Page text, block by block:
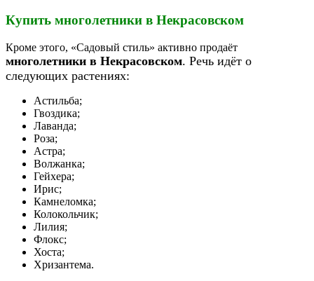
Купить многолетники в Некрасовском
Кроме этого, «Садовый стиль» активно продаёт
многолетники в Некрасовском. Речь идёт о
следующих растениях:
Астильба;
Гвоздика;
Лаванда;
Роза;
Астра;
Волжанка;
Гейхера;
Ирис;
Камнеломка;
Колокольчик;
Лилия;
Флокс;
Хоста;
Хризантема.